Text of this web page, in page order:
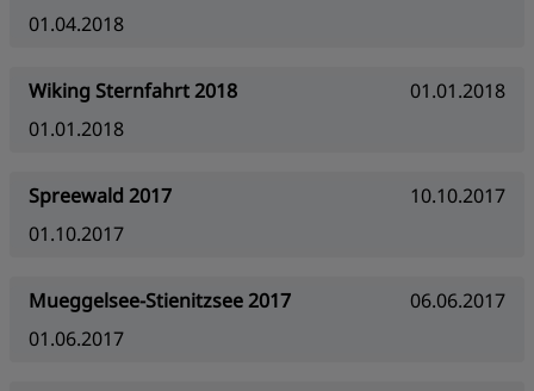
01.04.2018
Wiking Sternfahrt 2018
01.01.2018
01.01.2018
Spreewald 2017
10.10.2017
01.10.2017
Mueggelsee-Stienitzsee 2017
06.06.2017
01.06.2017